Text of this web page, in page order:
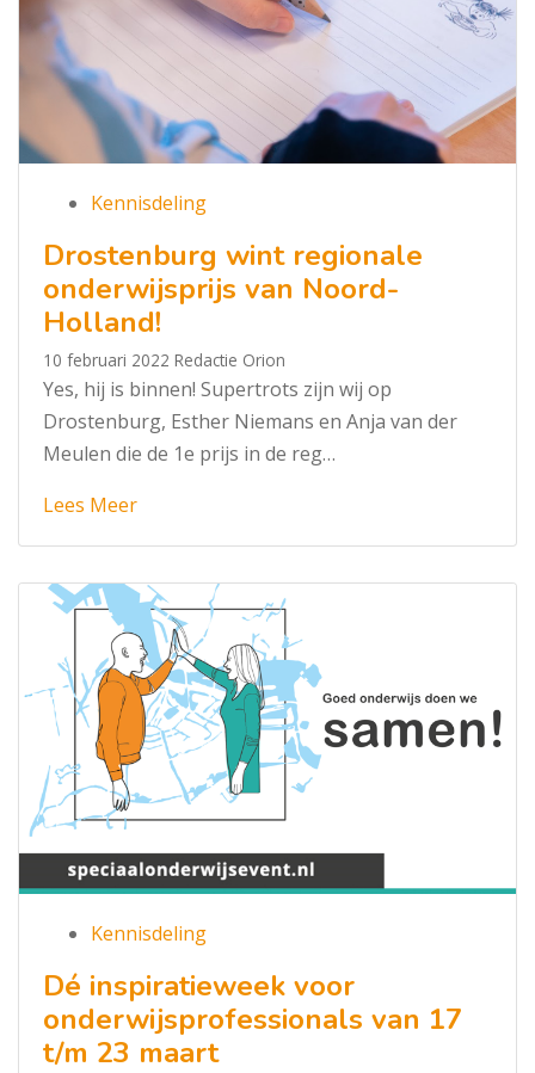
Kennisdeling
Drostenburg wint regionale
onderwijsprijs van Noord-
Holland!
10 februari 2022 Redactie Orion
Yes, hij is binnen! Supertrots zijn wij op
Drostenburg, Esther Niemans en Anja van der
Meulen die de 1e prijs in de reg…
Lees Meer
Kennisdeling
Dé inspiratieweek voor
onderwijsprofessionals van 17
t/m 23 maart